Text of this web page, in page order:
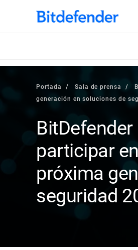
Portada Sala de prensa
generación en soluciones de
participar
próxima
seguridad